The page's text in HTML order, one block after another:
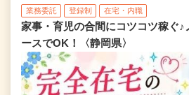
業務委託 登録制 在宅・内職
家事・育児の合間にコツコツ稼ぐ
ースでOK！〈静岡県〉